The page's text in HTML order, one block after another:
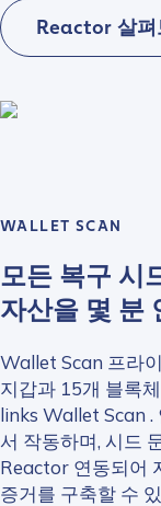
Reactor 살펴
WALLET SCAN
모든 복구 시
자산을 몇 분
Wallet Scan 프라
지갑과 15개 블록
links Wallet Scan .
서 작동하며, 시드
Reactor 연동되어
증거를 구축할 수